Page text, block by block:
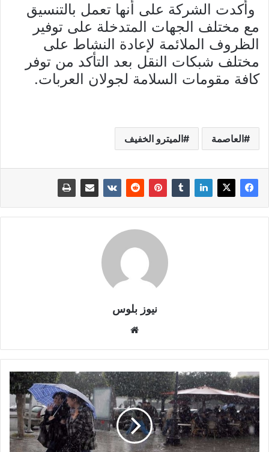
وأكدت الشركة على أنها تعمل بالتنسيق
مع مختلف الجهات المتدخلة على توفير
الظروف الملائمة لإعادة النشاط على
مختلف شبكات النقل بعد التأكد من توفر
كافة مقومات السلامة لجولان العربات.
العاصمة الميترو الخفيف
نيوز بلوس